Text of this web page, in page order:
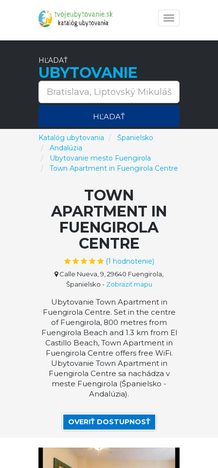
Toggle
navigation
HĽADAŤ
UBYTOVANIE
HĽADAŤ
Katalóg ubytovania
Španielsko
Andalúzia
Ubytovanie mesto Fuengirola
Town Apartment in Fuengirola Centre
TOWN
APARTMENT IN
FUENGIROLA
CENTRE
(1 hodnotenie)
Calle Nueva, 9, 29640 Fuengirola,
Španielsko - Zobraziť mapu
Ubytovanie Town Apartment in
Fuengirola Centre. Set in the centre
of Fuengirola, 800 metres from
Fuengirola Beach and 1.3 km from El
Castillo Beach, Town Apartment in
Fuengirola Centre offers free WiFi.
Ubytovanie Town Apartment in
Fuengirola Centre sa nachádza v
meste Fuengirola (Španielsko -
Andalúzia).
OVERIŤ DOSTUPNOSŤ